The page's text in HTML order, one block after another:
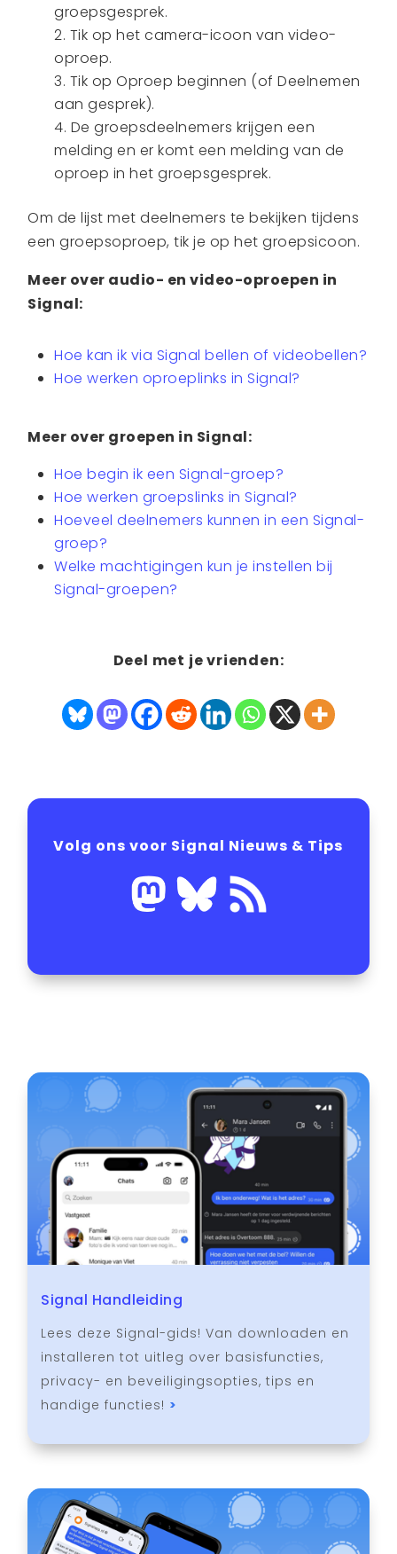
groepsgesprek.
Tik op het camera-icoon van video-
oproep.
Tik op Oproep beginnen (of Deelnemen
aan gesprek).
De groepsdeelnemers krijgen een
melding en er komt een melding van de
oproep in het groepsgesprek.
Om de lijst met deelnemers te bekijken tijdens
een groepsoproep, tik je op het groepsicoon.
Meer over audio- en video-oproepen in
Signal:
Hoe kan ik via Signal bellen of videobellen?
Hoe werken oproeplinks in Signal?
Meer over groepen in Signal:
Hoe begin ik een Signal-groep?
Hoe werken groepslinks in Signal?
Hoeveel deelnemers kunnen in een Signal-
groep?
Welke machtigingen kun je instellen bij
Signal-groepen?
Deel met je vrienden:
Volg ons voor Signal Nieuws & Tips
Signal Handleiding
Lees deze Signal-gids! Van downloaden en
installeren tot uitleg over basisfuncties,
privacy- en beveiligingsopties, tips en
handige functies! >